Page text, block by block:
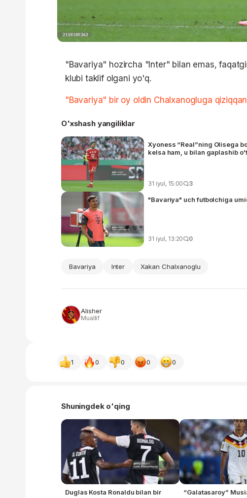
"Bavariya" hozircha "Inter" bilan emas,
klubi taklif olgani yo'q.
"Bavariya" bir oy oldin Chalxanogluga
O'xshash yangiliklar
Xyoness “Real”ning Olisega
kelsa ham, u bilan gaplashib
31 iyul, 15:00 3
"Bavariya" uch futbolchiga
31 iyul, 13:20 0
Bavariya Inter Xakan Chalxanoglu
Alisher
Muallif
1 0 0 0 0
Shuningdek o'qing
Duglas Kosta Ronaldu bilan bir
“Galatasaroy”